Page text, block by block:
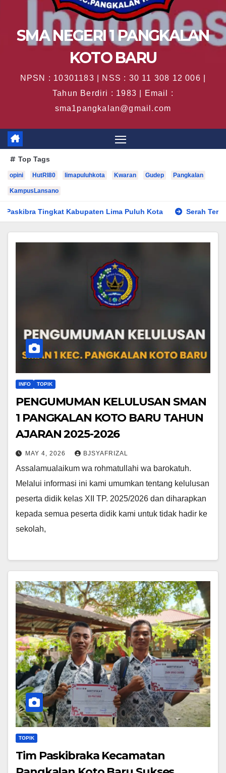
SMA NEGERI 1 PANGKALAN
KOTO BARU
NPSN : 10301183 | NSS : 30 11 308 12 006 |
Tahun Berdiri : 1983 | Email :
sma1pangkalan@gmail.com
Top Tags
opini HutRI80 limapuluhkota Kwaran Gudep Pangkalan
KampusLansano
Kabupaten Lima Puluh Kota Serah Terima Jabatan
INFO TOPIK
PENGUMUMAN KELULUSAN SMAN
1 PANGKALAN KOTO BARU TAHUN
AJARAN 2025-2026
MAY 4, 2026 BJSYAFRIZAL
Assalamualaikum wa rohmatullahi wa barokatuh.
Melalui informasi ini kami umumkan tentang kelulusan
peserta didik kelas XII TP. 2025/2026 dan diharapkan
kepada semua peserta didik kami untuk tidak hadir ke
sekolah,
TOPIK
Tim Paskibraka Kecamatan